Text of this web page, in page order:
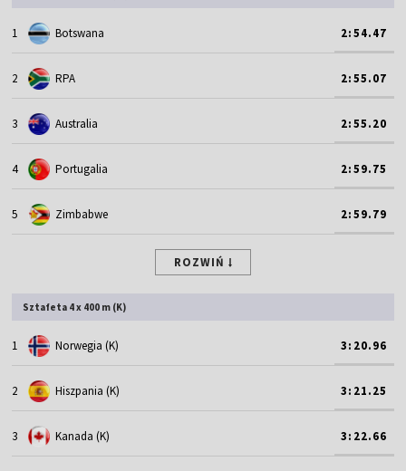
1 Botswana 2:54.47
2 RPA 2:55.07
3 Australia 2:55.20
4 Portugalia 2:59.75
5 Zimbabwe 2:59.79
ROZWIŃ
Sztafeta 4 x 400 m (K)
1 Norwegia (K) 3:20.96
2 Hiszpania (K) 3:21.25
3 Kanada (K) 3:22.66